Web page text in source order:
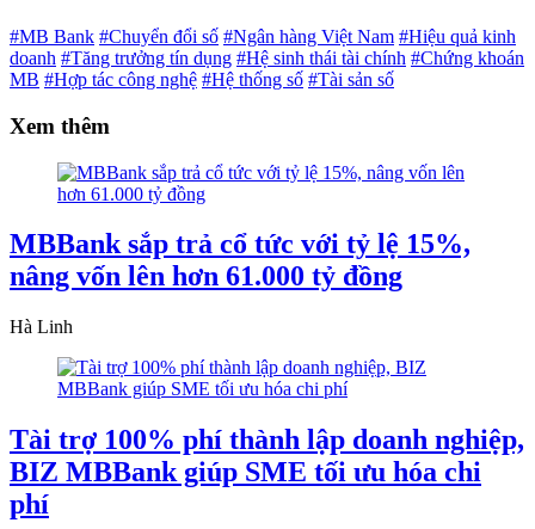
#MB Bank #Chuyển đổi số #Ngân hàng Việt Nam #Hiệu quả kinh
doanh #Tăng trưởng tín dụng #Hệ sinh thái tài chính #Chứng khoán
MB #Hợp tác công nghệ #Hệ thống số #Tài sản số
Xem thêm
MBBank sắp trả cổ tức với tỷ lệ 15%,
nâng vốn lên hơn 61.000 tỷ đồng
Hà Linh
Tài trợ 100% phí thành lập doanh nghiệp,
BIZ MBBank giúp SME tối ưu hóa chi
phí